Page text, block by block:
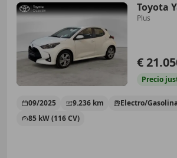
Toyota
Plus
€
Precio
09/2025 9.236 km
Electro/
85 kW (116 CV)